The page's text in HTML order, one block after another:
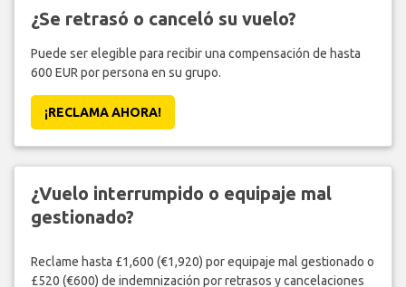
¿Se retrasó o canceló su vuelo?
Puede ser elegible para recibir una compensación de hasta
600 EUR por persona en su grupo.
¡RECLAMA AHORA!
¿Vuelo interrumpido o equipaje mal
gestionado?
Reclame hasta £1,600 (€1,920) por equipaje mal gestionado o
£520 (€600) de indemnización por retrasos y cancelaciones